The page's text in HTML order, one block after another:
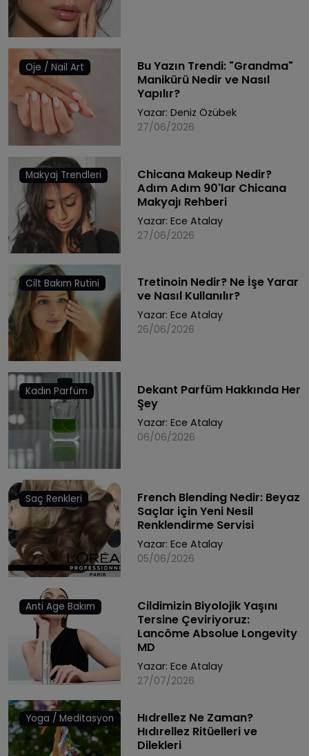
Oje / Nail Art
Bu Yazın Trendi: "Grandma"
Manikürü Nedir ve Nasıl
Yapılır?
Yazar: Deniz Özübek
27/06/2026
Makyaj Trendleri
Chicana Makeup Nedir?
Adım Adım 90'lar Chicana
Makyajı Rehberi
Yazar: Ece Atalay
27/06/2026
Cilt Bakım Rutini
Tretinoin Nedir? Ne İşe Yarar
ve Nasıl Kullanılır?
Yazar: Ece Atalay
26/06/2026
Kadın Parfüm
Dekant Parfüm Hakkında Her
Şey
Yazar: Ece Atalay
06/06/2026
Saç Renkleri
French Blending Nedir: Beyaz
Saçlar için Yeni Nesil
Renklendirme Servisi
Yazar: Ece Atalay
05/06/2026
Anti Age Bakım
Cildimizin Biyolojik Yaşını
Tersine Çeviriyoruz:
Lancôme Absolue Longevity
MD
Yazar: Ece Atalay
27/07/2026
Yoga / Meditasyon
Hıdrellez Ne Zaman?
Hıdırellez Ritüelleri ve
Dilekleri